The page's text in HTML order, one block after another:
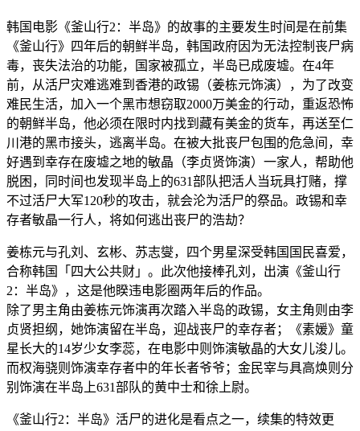
韩国电影《釜山行2：半岛》的故事的主要发生时间是在前集
《釜山行》四年后的朝鲜半岛，韩国政府因为无法控制丧尸病
毒，丧失法治的功能，国家被孤立，半岛已成废墟。在4年
前，从活尸灾难逃难到香港的政锡（姜栋元饰演），为了改变
难民生活，加入一个黑市想窃取2000万美金的行动，重返恐怖
的朝鲜半岛，他必须在限时内找到藏有美金的货车，再送至仁
川港的黑市接头，逃离半岛。在被大批丧尸包围的危急间，幸
好遇到幸存在废墟之地的敏晶（李贞贤饰演）一家人，帮助他
脱困，同时间也发现半岛上的631部队把活人当玩具打赌，撑
不过活尸大军120秒的攻击，就会沦为活尸的祭品。政锡和幸
存者敏晶一行人，将如何逃出丧尸的浩劫？
姜栋元与孔刘、玄彬、苏志燮，四个男星深受韩国国民喜爱，
合称韩国「四大公共财」。此次他接棒孔刘，出演《釜山行
2：半岛》，这是他睽违电影圈两年后的作品。
除了男主角由姜栋元饰演再次踏入半岛的政锡，女主角则由李
贞贤担纲，她饰演留在半岛，迎战丧尸的幸存者；《素媛》童
星长大的14岁少女李蕊，在电影中则饰演敏晶的大女儿浚儿。
而权海骁则饰演幸存者中的年长者爷爷；金民宰与具高焕则分
别饰演在半岛上631部队的黄中士和徐上尉。
《釜山行2：半岛》活尸的进化是看点之一，续集的特效更